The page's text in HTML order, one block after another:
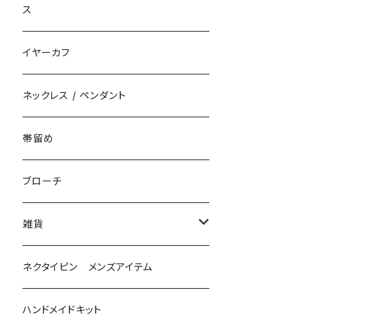
ス
揺れるタイプ
花（直径3cm）
花（直径2.5cm）
揺れないタイプ
花
星
イヤーカフ
ネックレス / ペンダント
帯留め
ブローチ
雑貨
眼鏡ストラップ
目印チャーム
ネクタイピン メンズアイテム
ハンドメイドキット